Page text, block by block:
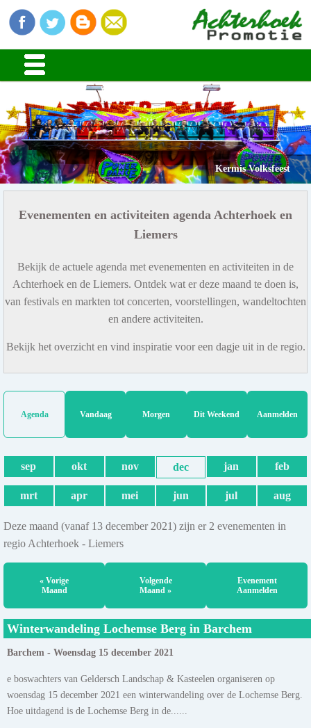
Kermis Volksfeest
Evenementen en activiteiten agenda Achterhoek en
Liemers
Bekijk de actuele agenda met evenementen en activiteiten in de
Achterhoek en de Liemers. Ontdek wat er deze maand te doen is,
van festivals en markten tot concerten, voorstellingen, wandeltochten
en andere activiteiten.
Bekijk het overzicht en vind inspiratie voor een dagje uit in de regio.
Agenda Vandaag Morgen Dit Weekend Aanmelden
sep okt nov dec jan feb
mrt apr mei jun jul aug
Deze maand (vanaf 13 december 2021) zijn er 2 evenementen in
regio Achterhoek - Liemers
« Vorige
Maand
Volgende
Maand »
Evenement
Aanmelden
Winterwandeling Lochemse Berg in Barchem
Barchem - Woensdag 15 december 2021
e boswachters van Geldersch Landschap & Kasteelen organiseren op
woensdag 15 december 2021 een winterwandeling over de Lochemse Berg.
Hoe uitdagend is de Lochemse Berg in de......